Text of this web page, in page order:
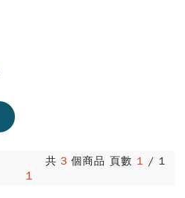
1
共 3 個商品 頁數 1 / 1